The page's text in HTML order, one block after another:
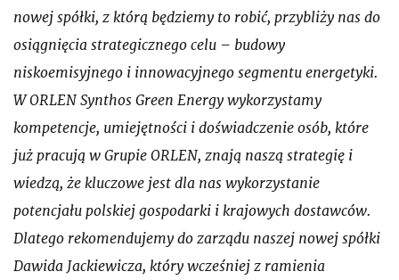
nowej spółki, z którą będziemy to robić, przybliży nas do
osiągnięcia strategicznego celu – budowy
niskoemisyjnego i innowacyjnego segmentu energetyki.
W ORLEN Synthos Green Energy wykorzystamy
kompetencje, umiejętności i doświadczenie osób, które
już pracują w Grupie ORLEN, znają naszą strategię i
wiedzą, że kluczowe jest dla nas wykorzystanie
potencjału polskiej gospodarki i krajowych dostawców.
Dlatego rekomendujemy do zarządu naszej nowej spółki
Dawida Jackiewicza, który wcześniej z ramienia